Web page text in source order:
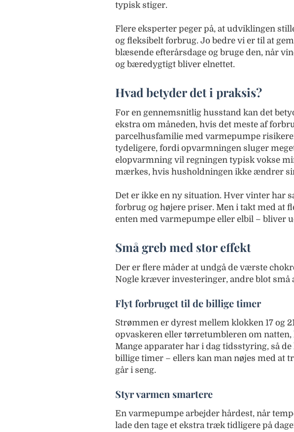
typisk stiger.
Flere eksperter peger på, at udviklingen
og fleksibelt forbrug. Jo bedre vi er til at
blæsende efterårsdage og bruge den, når
og bæredygtigt bliver elnettet.
Hvad betyder det i praksis?
For en gennemsnitlig husstand kan det
ekstra om måneden, hvis det meste af
parcelhusfamilie med varmepumpe
tydeligere, fordi opvarmningen sluger
elopvarmning vil regningen typisk vokse
mærkes, hvis husholdningen ikke ændrer
Det er ikke en ny situation. Hver vinter har
forbrug og højere priser. Men i takt med at
enten med varmepumpe eller elbil – bliver
Små greb med stor effekt
Der er flere måder at undgå de værste
Nogle kræver investeringer, andre blot
Flyt forbruget til de billige timer
Strømmen er dyrest mellem klokken 17 og
opvaskeren eller tørretumbleren om natten,
Mange apparater har i dag tidsstyring, så
billige timer – ellers kan man nøjes med at
går i seng.
Styr varmen smartere
En varmepumpe arbejder hårdest, når
lade den tage et ekstra træk tidligere på